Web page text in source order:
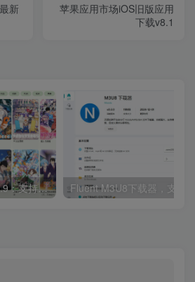
新
苹果应用市场iOS旧版应用
下载v8.1
Kazumi番剧采集v1.6.9：支持自定义规则+在线观看+弹幕，跨平台下载 Fluent M3U8下载器，支持